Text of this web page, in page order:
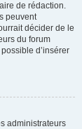
de rédaction.
peuvent
décider de le
du forum
d’insérer
administrateurs